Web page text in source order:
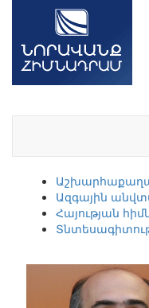
Ազգային
Հայության